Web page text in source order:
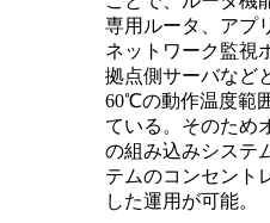
専用ルータ、アプ
ネットワーク監視
拠点側サーバなど
60℃の動作温度範
ている。そのため
の組み込みシステ
テムのコンセント
した運用が可能。